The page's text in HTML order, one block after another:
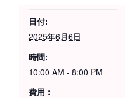
日付:
2025年6月6日
時間:
10:00 AM - 8:00 PM
費用：